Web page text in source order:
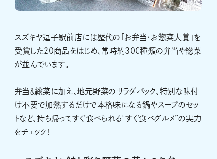
スズキヤ逗子駅前店には歴代の「お弁当・お惣菜大賞」を
受賞した20商品をはじめ、常時約300種類の弁当や総菜
が並んでいます。
弁当＆総菜に加え、地元野菜のサラダパック、特別な味付
け不要で加熱するだけで本格味になる鍋やスープのセッ
トなど、持ち帰ってすぐ食べられる“すぐ食べグルメ”の実力
をチェック！